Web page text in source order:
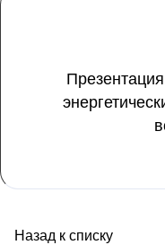
Назад к списку